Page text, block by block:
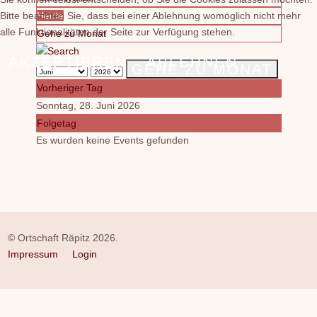
Heute
Gehe zu Monat
Vorheriger Tag
Sonntag, 28. Juni 2026
Folgetag
Es wurden keine Events gefunden
© Ortschaft Räpitz 2026.
Impressum
Login
Bitte beachten Sie, dass bei einer Ablehnung womöglich nicht mehr
alle Funktionalitäten der Seite zur Verfügung stehen.
AKZEPTIEREN ABLEHNEN